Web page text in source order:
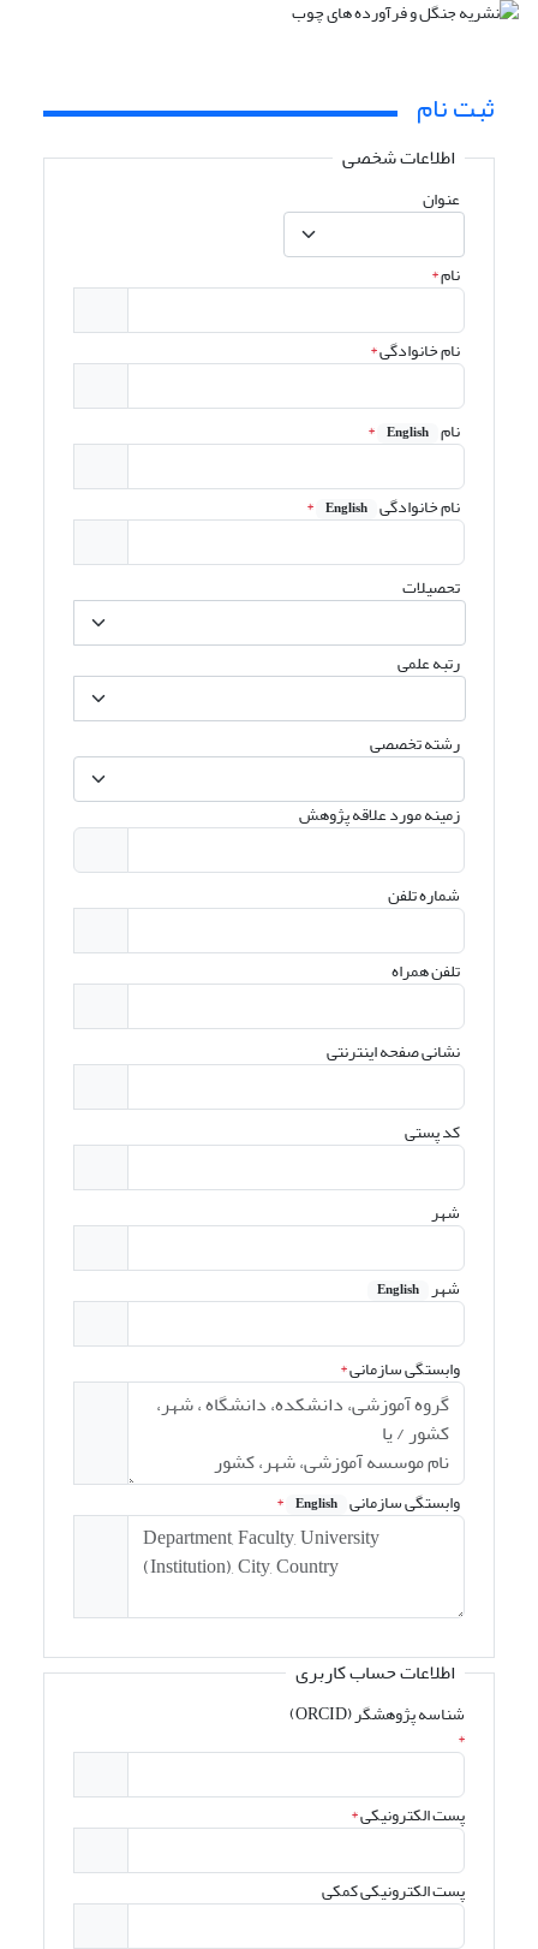
ثبت نام
اطلاعات شخصی
عنوان
نام*
نام خانوادگی*
نام English
*
نام خانوادگی English
*
تحصیلات
رتبه علمی
رشته تخصصی
زمینه مورد علاقه پژوهش
شماره تلفن
تلفن همراه
نشانی صفحه اینترنتی
کد پستی
شهر
شهر English
وابستگی سازمانی*
وابستگی سازمانی English
*
اطلاعات حساب کاربری
شناسه پژوهشگر (ORCID)
*
پست الکترونیکی*
پست الکترونیکی کمکی